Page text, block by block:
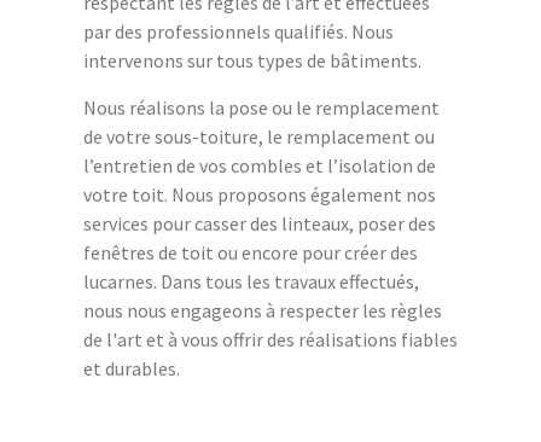
par des professionnels qualifiés. Nous
intervenons sur tous types de bâtiments.
Nous réalisons la pose ou le remplacement
de votre sous-toiture, le remplacement ou
l’entretien de vos combles et l’isolation de
votre toit. Nous proposons également nos
services pour casser des linteaux, poser des
fenêtres de toit ou encore pour créer des
lucarnes. Dans tous les travaux effectués,
nous nous engageons à respecter les règles
de l'art et à vous offrir des réalisations fiables
et durables.